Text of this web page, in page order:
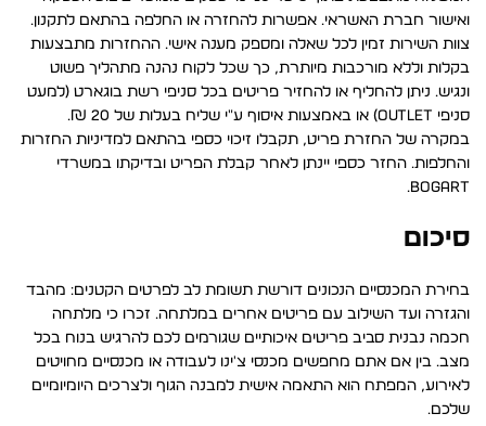
ואישור חברת האשראי. אפשרות להחזרה או החלפה בהתאם לתקנון.
צוות השירות זמין לכל שאלה ומספק מענה אישי. ההחזרות מתבצעות
בקלות וללא מורכבות מיותרת, כך שכל לקוח נהנה מתהליך פשוט
ונגיש. ניתן להחליף או להחזיר פריטים בכל סניפי רשת בוגארט (למעט
סניפי Outlet) או באמצעות איסוף ע״י שליח בעלות של 20 ₪.
במקרה של החזרת פריט, תקבלו זיכוי כספי בהתאם למדיניות החזרות
והחלפות. החזר כספי יינתן לאחר קבלת הפריט ובדיקתו במשרדי
BOGART.
סיכום
בחירת המכנסיים הנכונים דורשת תשומת לב לפרטים הקטנים: מהבד
והגזרה ועד השילוב עם פריטים אחרים במלתחה. זכרו כי מלתחה
חכמה נבנית סביב פריטים איכותיים שגורמים לכם להרגיש בנוח בכל
מצב. בין אם אתם מחפשים מכנסי צ'ינו לעבודה או מכנסיים מחויטים
לאירוע, המפתח הוא התאמה אישית למבנה הגוף ולצרכים היומיומיים
שלכם.